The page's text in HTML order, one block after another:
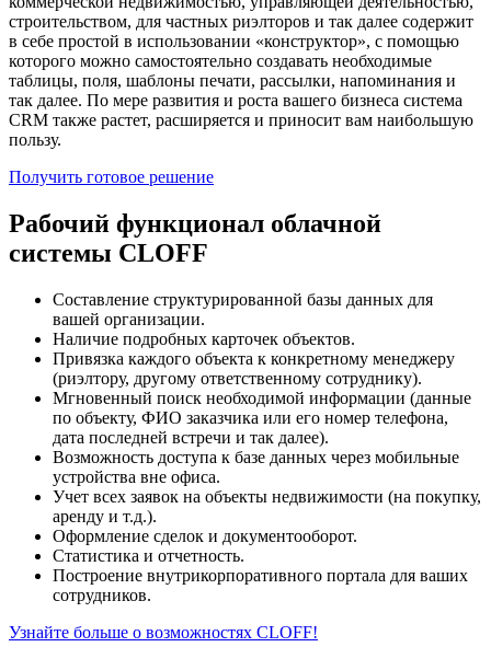
строительством, для частных риэлторов и так далее содержит
в себе простой в использовании «конструктор», с помощью
которого можно самостоятельно создавать необходимые
таблицы, поля, шаблоны печати, рассылки, напоминания и
так далее. По мере развития и роста вашего бизнеса система
CRM также растет, расширяется и приносит вам наибольшую
пользу.
Получить готовое решение
Рабочий функционал облачной
системы CLOFF
Составление структурированной базы данных для
вашей организации.
Наличие подробных карточек объектов.
Привязка каждого объекта к конкретному менеджеру
(риэлтору, другому ответственному сотруднику).
Мгновенный поиск необходимой информации (данные
по объекту, ФИО заказчика или его номер телефона,
дата последней встречи и так далее).
Возможность доступа к базе данных через мобильные
устройства вне офиса.
Учет всех заявок на объекты недвижимости (на покупку,
аренду и т.д.).
Оформление сделок и документооборот.
Статистика и отчетность.
Построение внутрикорпоративного портала для ваших
сотрудников.
Узнайте больше о возможностях CLOFF!